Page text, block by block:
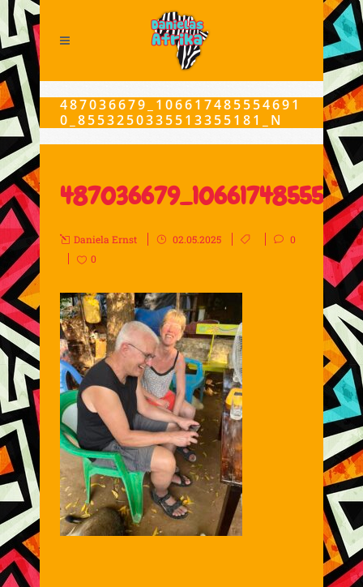
487036679_106617485554691
0_8553250335513355181_N
Daniela Ernst 02.05.2025
0
0